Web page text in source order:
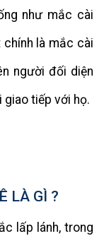
như mắc cài
là mắc cài
người đối diện
giao tiếp với họ.
LÀ GÌ ?
lấp lánh, trong